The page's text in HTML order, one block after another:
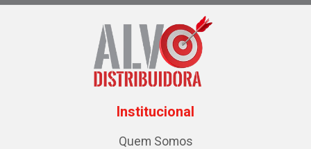
Institucional
Quem Somos